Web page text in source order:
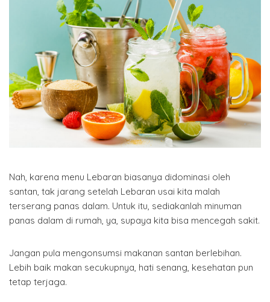
Nah, karena menu Lebaran biasanya didominasi oleh
santan, tak jarang setelah Lebaran usai kita malah
terserang panas dalam. Untuk itu, sediakanlah minuman
panas dalam di rumah, ya, supaya kita bisa mencegah sakit.
Jangan pula mengonsumsi makanan santan berlebihan.
Lebih baik makan secukupnya, hati senang, kesehatan pun
tetap terjaga.